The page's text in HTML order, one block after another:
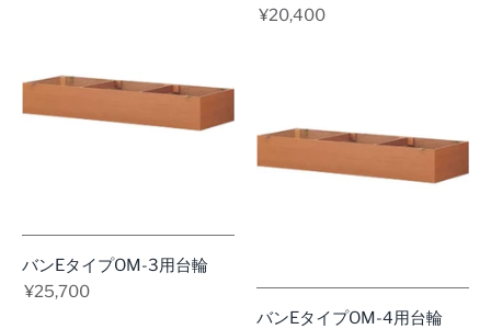
¥20,400
バンEタイプOM-3用台輪
¥25,700
バンEタイプOM-4用台輪